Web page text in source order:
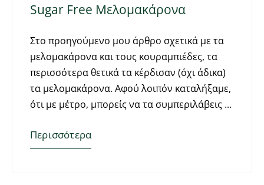
Sugar Free Μελομακάρονα
Στο προηγούμενο μου άρθρο σχετικά με τα
μελομακάρονα και τους κουραμπιέδες, τα
περισσότερα θετικά τα κέρδισαν (όχι άδικα)
τα μελομακάρονα. Αφού λοιπόν καταλήξαμε,
ότι με μέτρο, μπορείς να τα συμπεριλάβεις
Περισσότερα